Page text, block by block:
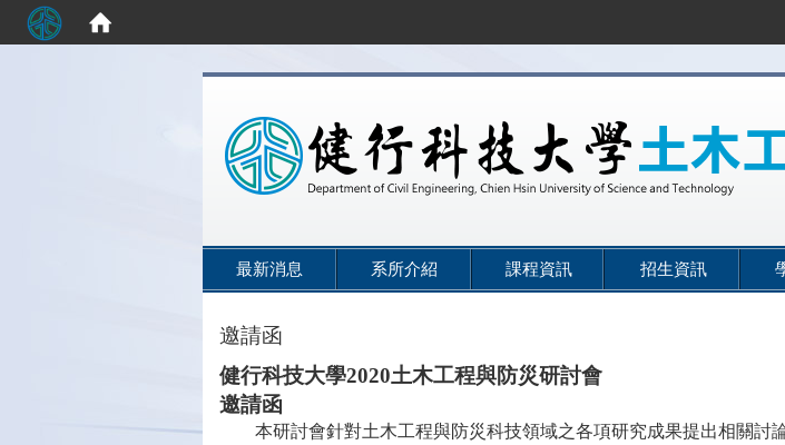
最新消息 系所介紹 課程資訊 招生資訊
邀請函
健行科技大學2020土木工程與防災研討會
邀請函
本研討會針對土木工程與防災科技領域之各項研究成果提出相關討